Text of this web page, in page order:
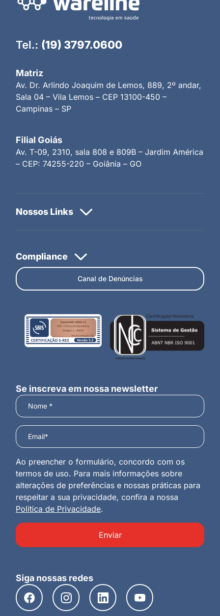
Tel.: (19) 3797.0600
Matriz
Av. Dr. Arlindo Joaquim de Lemos, 889, 2º andar,
Sala 04 – Vila Lemos – CEP 13100-450 –
Campinas – SP
Filial Goiás
Av. T-09, 2310, sala 808 e 809B – Jardim América
– CEP: 74255-220 – Goiânia – GO
Canal de Denúncias
Se inscreva em nossa newsletter
Ao preencher o formulário, concordo com os
termos de uso. Para mais informações sobre
alterações de preferências e nossas práticas para
respeitar a sua privacidade, confira a nossa
Política de Privacidade.
Enviar
Siga nossas redes